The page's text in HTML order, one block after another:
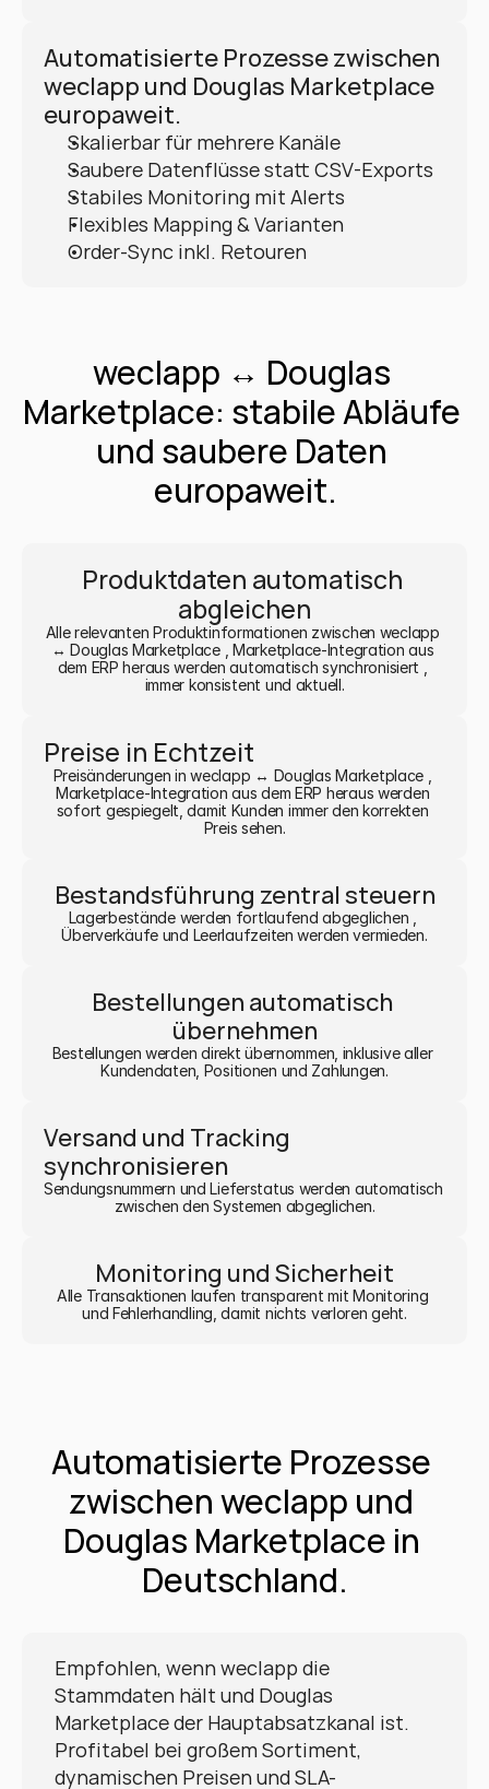
Automatisierte Prozesse zwischen
weclapp und Douglas Marketplace
europaweit.
Skalierbar für mehrere Kanäle
Saubere Datenflüsse statt CSV-Exports
Stabiles Monitoring mit Alerts
Flexibles Mapping & Varianten
Order-Sync inkl. Retouren
weclapp ↔ Douglas
Marketplace: stabile Abläufe
und saubere Daten
europaweit.
Produktdaten automatisch
abgleichen
Alle relevanten Produktinformationen zwischen weclapp
↔ Douglas Marketplace , Marketplace-Integration aus
dem ERP heraus werden automatisch synchronisiert ,
immer konsistent und aktuell.
Preise in Echtzeit
Preisänderungen in weclapp ↔ Douglas Marketplace ,
Marketplace-Integration aus dem ERP heraus werden
sofort gespiegelt, damit Kunden immer den korrekten
Preis sehen.
Bestandsführung zentral steuern
Lagerbestände werden fortlaufend abgeglichen ,
Überverkäufe und Leerlaufzeiten werden vermieden.
Bestellungen automatisch
übernehmen
Bestellungen werden direkt übernommen, inklusive aller
Kundendaten, Positionen und Zahlungen.
Versand und Tracking
synchronisieren
Sendungsnummern und Lieferstatus werden automatisch
zwischen den Systemen abgeglichen.
Monitoring und Sicherheit
Alle Transaktionen laufen transparent mit Monitoring
und Fehlerhandling, damit nichts verloren geht.
Automatisierte Prozesse
zwischen weclapp und
Douglas Marketplace in
Deutschland.
Empfohlen, wenn weclapp die
Stammdaten hält und Douglas
Marketplace der Hauptabsatzkanal ist.
Profitabel bei großem Sortiment,
dynamischen Preisen und SLA-